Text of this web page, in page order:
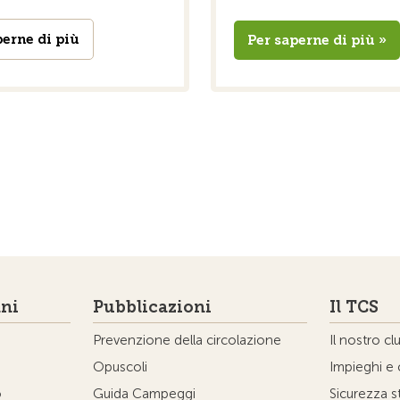
di più Per saperne di più »
Pubblicazioni
Prevenzione della circolazione
Opuscoli
Guida Campeggi
Il TCS
Il nostro
Impieghi e
Sicurezza